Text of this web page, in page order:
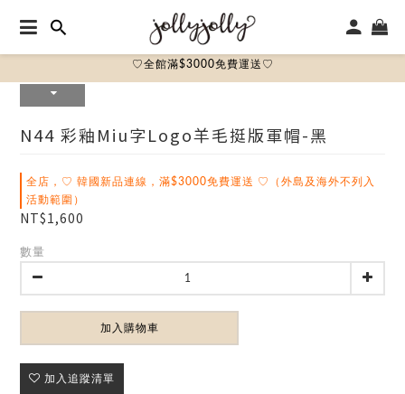
♡全館滿$3000免費運送♡
N44 彩釉miu字logo羊毛挺版軍帽-黑
全店，♡ 韓國新品連線，滿$3000免費運送 ♡（外島及海外不列入
活動範圍）
NT$1,600
數量
加入購物車
加入追蹤清單